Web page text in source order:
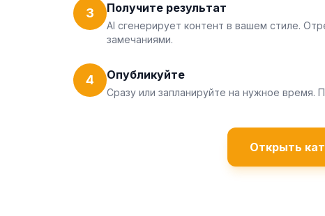
3 Получите результат
AI сгенерирует контент в вашем стиле.
замечаниями.
4 Опубликуйте
Сразу или запланируйте на нужное время.
Открыть